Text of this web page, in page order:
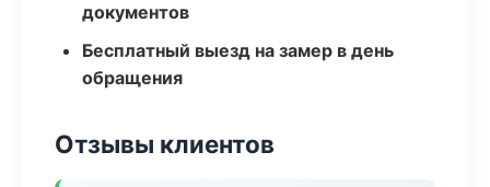
документов
Бесплатный выезд на замер в день
обращения
Отзывы клиентов